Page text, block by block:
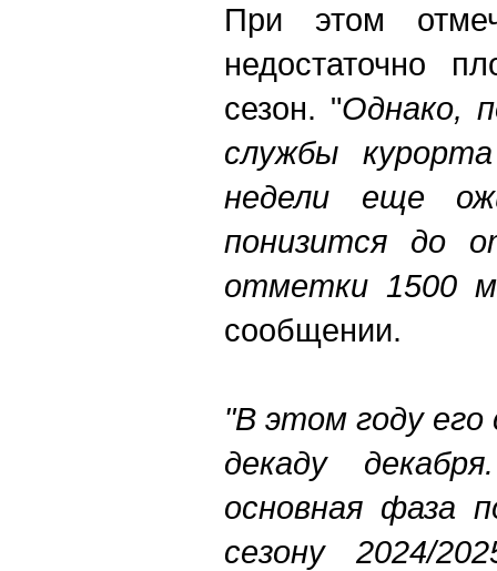
При этом
недостаточно
сезон. "Однако,
службы
недели еще
понизится до
отметки 1500
сообщении.
"В этом году
декаду
основная фаза
сезону 2024/